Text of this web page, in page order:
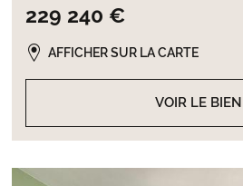
229 240 €
VOIR LE BIEN
AFFICHER SUR LA CARTE